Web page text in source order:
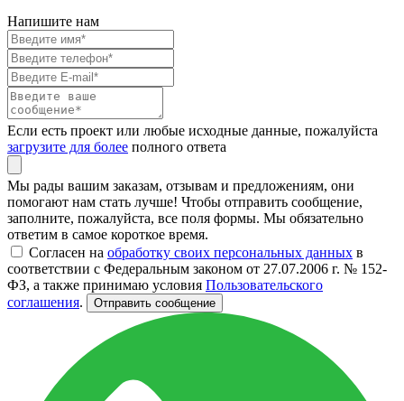
Напишите нам
Если есть проект или любые исходные данные, пожалуйста
загрузите для более полного ответа
Мы рады вашим заказам, отзывам и предложениям, они
помогают нам стать лучше! Чтобы отправить сообщение,
заполните, пожалуйста, все поля формы. Мы обязательно
ответим в самое короткое время.
Согласен на обработку своих персональных данных в
соответствии с Федеральным законом от 27.07.2006 г. № 152-
ФЗ, а также принимаю условия Пользовательского
соглашения. Отправить сообщение